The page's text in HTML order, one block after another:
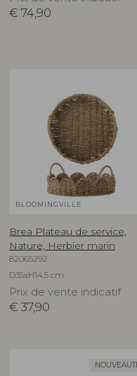
€ 74,90
BLOOMINGVILLE
Brea Plateau de service,
Nature, Herbier marin
82065292
D35xH14,5 cm
Prix de vente indicatif
€ 37,90